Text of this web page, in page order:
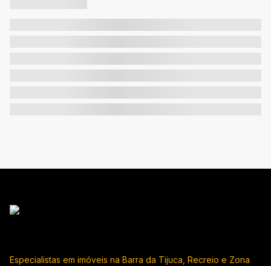
Especialistas em imóveis na Barra da Tijuca, Recreio e Zona